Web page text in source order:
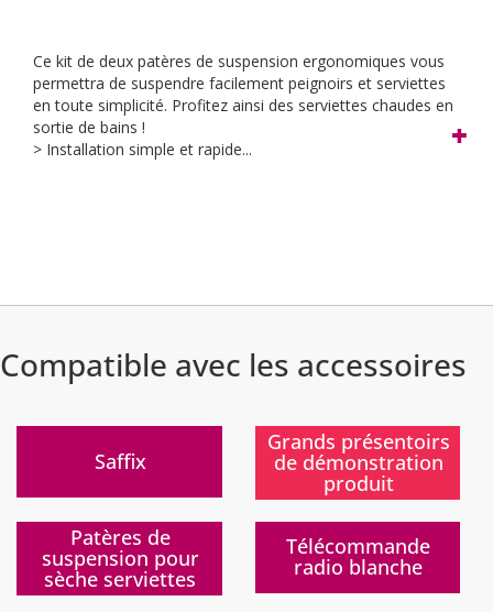
Ce kit de deux patères de suspension ergonomiques vous
permettra de suspendre facilement peignoirs et serviettes
en toute simplicité. Profitez ainsi des serviettes chaudes en
sortie de bains !
> Installation simple et rapide...
Compatible avec les accessoires
Saffix
)
Grands présentoirs
de démonstration
produit
)
Patères de
suspension pour
sèche serviettes
Télécommande
radio blanche